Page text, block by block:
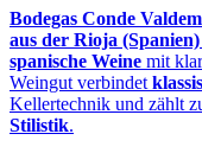
Bodegas Conde
aus der Rioja (Spanien)
spanische Weine mit
Weingut verbindet
Kellertechnik und zählt
Stilistik.